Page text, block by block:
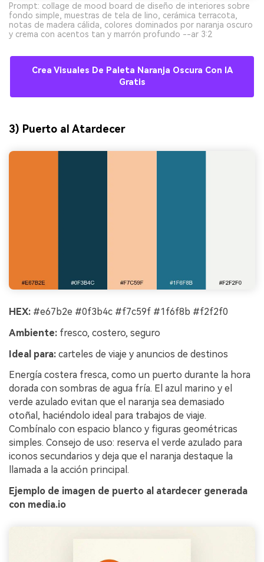
Prompt: collage de mood board de diseño de interiores sobre
fondo simple, muestras de tela de lino, cerámica terracota,
notas de madera cálida, colores dominados por naranja oscuro
y crema con acentos tan y marrón profundo --ar 3:2
Crea Visuales De Paleta Naranja Oscura Con IA
Gratis
3) Puerto al Atardecer
HEX: #e67b2e #0f3b4c #f7c59f #1f6f8b #f2f2f0
Ambiente: fresco, costero, seguro
Ideal para: carteles de viaje y anuncios de destinos
Energía costera fresca, como un puerto durante la hora
dorada con sombras de agua fría. El azul marino y el
verde azulado evitan que el naranja sea demasiado
otoñal, haciéndolo ideal para trabajos de viaje.
Combínalo con espacio blanco y figuras geométricas
simples. Consejo de uso: reserva el verde azulado para
iconos secundarios y deja que el naranja destaque la
llamada a la acción principal.
Ejemplo de imagen de puerto al atardecer generada
con media.io